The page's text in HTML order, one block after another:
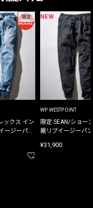
限定
ックス イン
ージーパン
NEW
WP WESTPOINT
限定 SEAN/ショー
裾リブイージーパ
¥31,900